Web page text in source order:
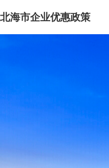
北海市企业优惠政策